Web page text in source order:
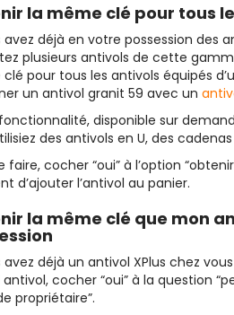
la même clé pour tous
avez déjà en votre possession des
plusieurs antivols de cette
pour tous les antivols équipés
un antivol granit 59 avec un
disponible sur
des antivols en U, des
faire, cocher “oui” à l’option
d’ajouter l’antivol au panier.
la même clé que mon
avez déjà un antivol XPlus chez
cocher “oui” à la question
propriétaire”.